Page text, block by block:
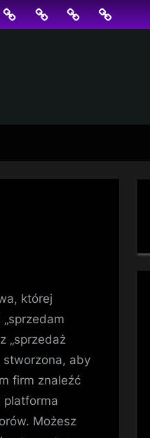
Strona
główna
Pozycjonowanie
Stron
SKLEP
SEO
BLOG
której
„sprzedaż
stworzona, aby
firm znaleźć
platforma
Możesz